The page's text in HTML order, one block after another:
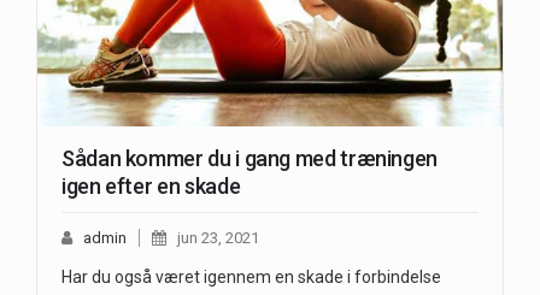
Sådan kommer du i gang med træningen
igen efter en skade
admin jun 23, 2021
Har du også været igennem en skade i forbindelse